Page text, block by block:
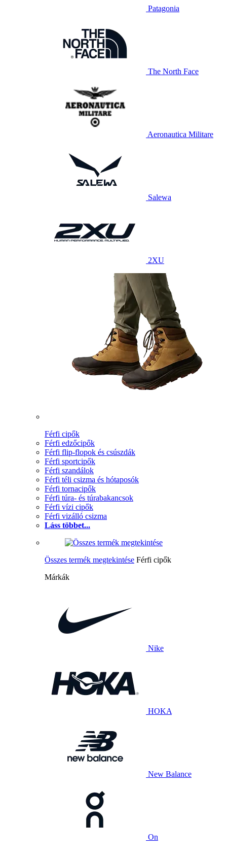
Patagonia
The North Face
Aeronautica Militare
Salewa
2XU
Férfi cipők
Férfi edzőcipők
Férfi flip-flopok és csúszdák
Férfi sportcipők
Férfi szandálok
Férfi téli csizma és hótaposók
Férfi tornacipők
Férfi túra- és túrabakancsok
Férfi vízi cipők
Férfi vizálló csizma
Láss többet...
Összes termék megtekintése Férfi cipők
Márkák
Nike
HOKA
New Balance
On